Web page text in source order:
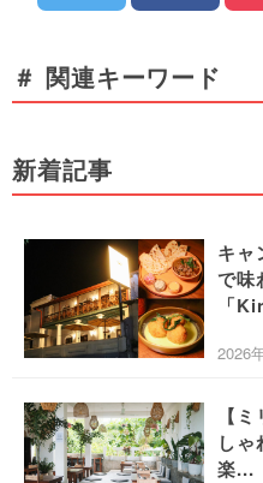
＃ 関連キーワード
新着記事
キャ
で味
「
2026
【
し
楽...